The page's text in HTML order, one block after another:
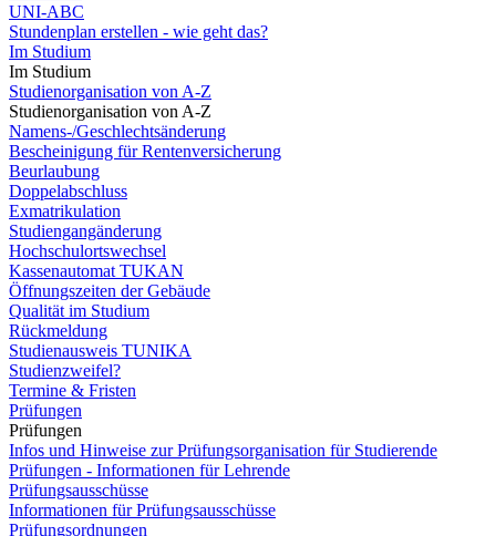
UNI-ABC
Stundenplan erstellen - wie geht das?
Im Studium
Im Studium
Studienorganisation von A-Z
Studienorganisation von A-Z
Namens-/Geschlechtsänderung
Bescheinigung für Rentenversicherung
Beurlaubung
Doppelabschluss
Exmatrikulation
Studiengangänderung
Hochschulortswechsel
Kassenautomat TUKAN
Öffnungszeiten der Gebäude
Qualität im Studium
Rückmeldung
Studienausweis TUNIKA
Studienzweifel?
Termine & Fristen
Prüfungen
Prüfungen
Infos und Hinweise zur Prüfungsorganisation für Studierende
Prüfungen - Informationen für Lehrende
Prüfungsausschüsse
Informationen für Prüfungsausschüsse
Prüfungsordnungen